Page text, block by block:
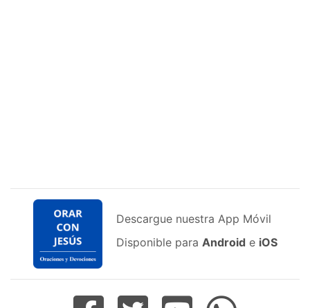
Descargue nuestra App Móvil
Disponible para Android e iOS